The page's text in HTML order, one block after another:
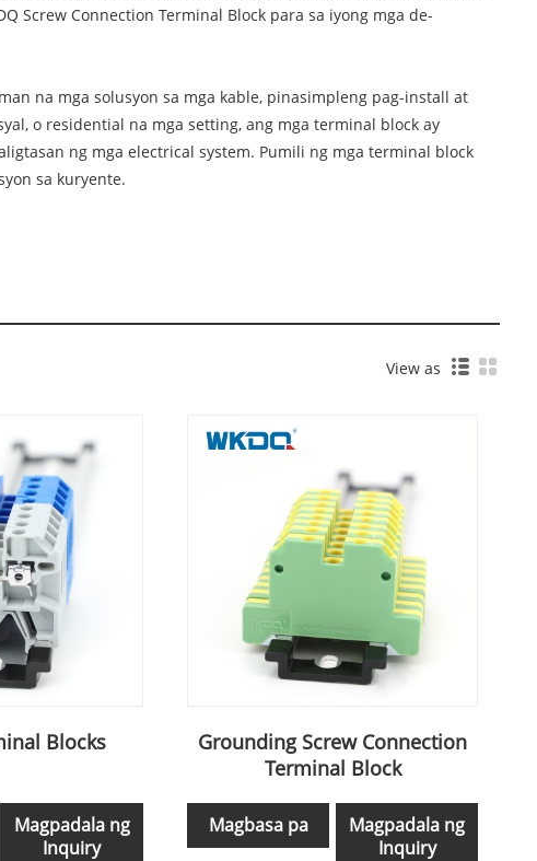
Screw Connection Terminal Block para sa iyong mga de-
na mga solusyon sa mga kable, pinasimpleng pag-install at
o residential na mga setting, ang mga terminal block ay
ng mga electrical system. Pumili ng mga terminal block
sa kuryente.
View as
Blocks
Magpadala ng
Inquiry
Grounding Screw Connection
Terminal Block
Magbasa pa
Magpadala ng
Inquiry